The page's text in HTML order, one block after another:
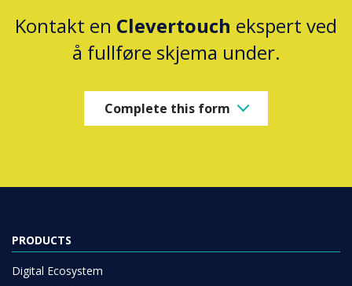
Kontakt en Clevertouch ekspert ved
å fullføre skjema under.
Complete this form
PRODUCTS
Digital Ecosystem